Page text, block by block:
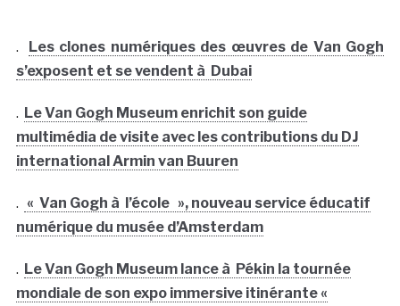
. Les clones numériques des œuvres de Van Gogh
s’exposent et se vendent à Dubai
. Le Van Gogh Museum enrichit son guide
multimédia de visite avec les contributions du DJ
international Armin van Buuren
. « Van Gogh à l’école », nouveau service éducatif
numérique du musée d’Amsterdam
. Le Van Gogh Museum lance à Pékin la tournée
mondiale de son expo immersive itinérante «